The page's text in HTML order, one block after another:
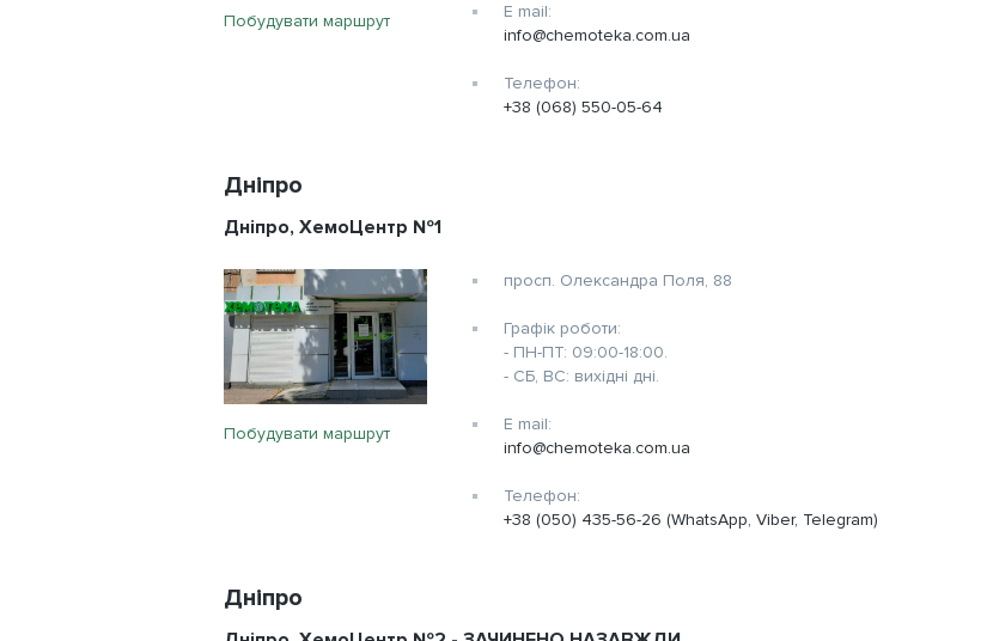
Побудувати маршрут
E mail:
info@chemoteka.com.ua
Телефон:
+38 (068) 550-05-64
Дніпро
Дніпро, ХемоЦентр №1
Побудувати маршрут
просп. Олександра Поля, 88
Графік роботи:
- ПН-ПТ: 09:00-18:00.
- СБ, ВС: вихідні дні.
E mail:
info@chemoteka.com.ua
Телефон:
+38 (050) 435-56-26 (WhatsApp, Viber, Telegram)
Дніпро